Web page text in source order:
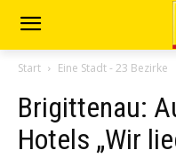
Start Eine Stadt - 23 Bezirke
Brigittenau:
Hotels „Wir